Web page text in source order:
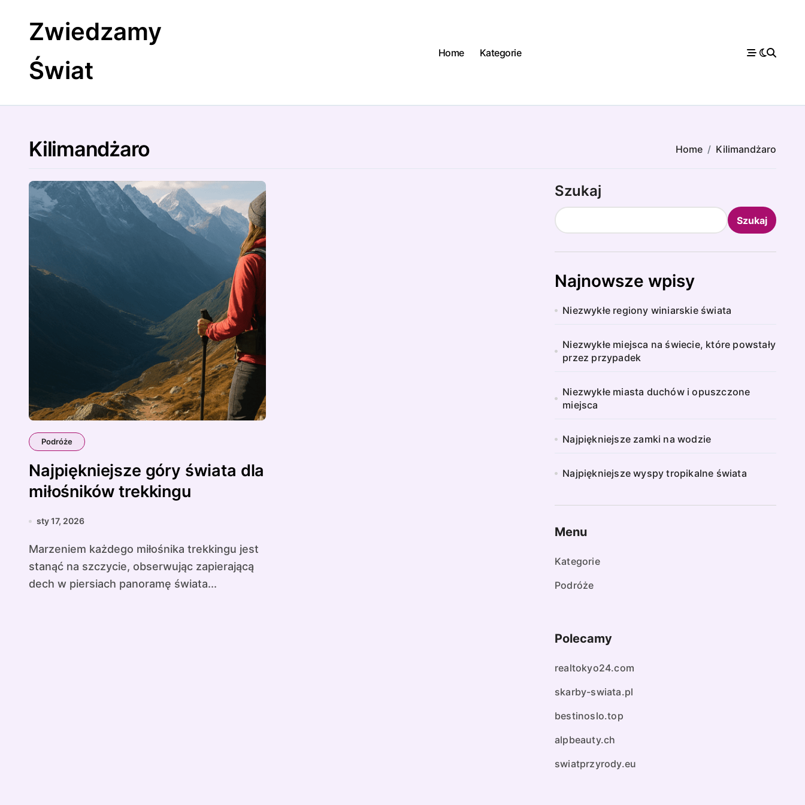
contentZwiedzamy
Świat
Home Kategorie
Kilimandżaro Home Kilimandżaro
Podróże
Najpiękniejsze góry świata dla
miłośników trekkingu
sty 17, 2026
Marzeniem każdego miłośnika trekkingu jest
stanąć na szczycie, obserwując zapierającą
dech w piersiach panoramę świata...
Szukaj
Szukaj
Najnowsze wpisy
Niezwykłe regiony winiarskie świata
Niezwykłe miejsca na świecie, które powstały
przez przypadek
Niezwykłe miasta duchów i opuszczone
miejsca
Najpiękniejsze zamki na wodzie
Najpiękniejsze wyspy tropikalne świata
Menu
Kategorie
Podróże
Polecamy
realtokyo24.com
skarby-swiata.pl
bestinoslo.top
alpbeauty.ch
swiatprzyrody.eu